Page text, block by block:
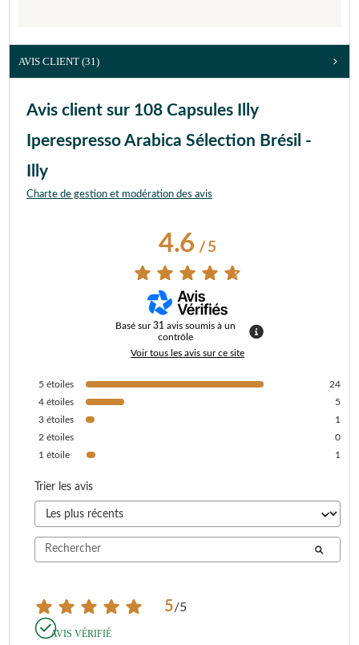
AVIS CLIENT (31)
Avis client sur 108 Capsules Illy
Iperespresso Arabica Sélection Brésil -
Illy
Charte de gestion et modération des avis
4.6/ 5
Basé sur31 avis soumis à un
contrôle
Voir tous les avis sur ce site
5 étoiles
24
4 étoiles
5
3 étoiles
1
2 étoiles
0
1 étoile 1
Trier les avis
5/5
AVIS VÉRIFIÉ